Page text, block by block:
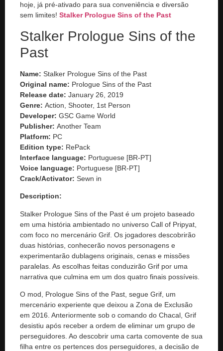
hoje, já pré-ativado para sua conveniência e diversão
sem limites! Stalker Prologue Sins of the Past
Stalker Prologue Sins of the
Past
Name: Stalker Prologue Sins of the Past
Original name: Prologue Sins of the Past
Release date: January 26, 2019
Genre: Action, Shooter, 1st Person
Developer: GSC Game World
Publisher: Another Team
Platform: PC
Edition type: RePack
Interface language: Portuguese [BR-PT]
Voice language: Portuguese [BR-PT]
Crack/Activator: Sewn in
Description:
Stalker Prologue Sins of the Past é um projeto baseado
em uma história ambientado no universo Call of Pripyat,
com foco no mercenário Grif. Os jogadores descobrirão
duas histórias, conhecerão novos personagens e
experimentarão dublagens originais, cenas e missões
paralelas. As escolhas feitas conduzirão Grif por uma
narrativa que culmina em um dos quatro finais possíveis.
O mod, Prologue Sins of the Past, segue Grif, um
mercenário experiente que deixou a Zona de Exclusão
em 2016. Anteriormente sob o comando do Chacal, Grif
desistiu após receber a ordem de eliminar um grupo de
perseguidores. Ao descobrir uma carta comovente de sua
filha entre os pertences dos perseguidores, a decisão de